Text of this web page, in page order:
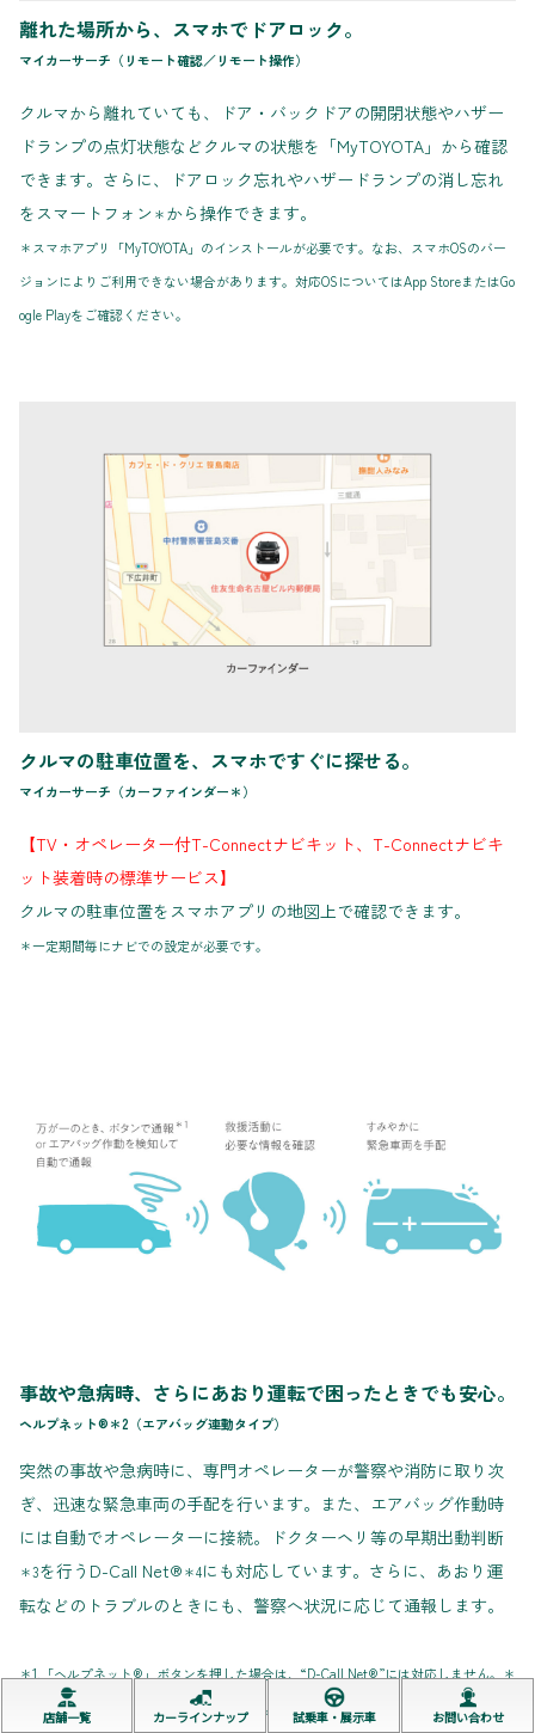
離れた場所から、スマホでドアロック。
マイカーサーチ（リモート確認／リモート操作）
クルマから離れていても、ドア・バックドアの開閉状態やハザー
ドランプの点灯状態などクルマの状態を「MyTOYOTA」から確認
できます。さらに、ドアロック忘れやハザードランプの消し忘れ
をスマートフォン＊から操作できます。
＊スマホアプリ「MyTOYOTA」のインストールが必要です。なお、スマホOSのバー
ジョンによりご利用できない場合があります。対応OSについてはApp StoreまたはGo
ogle Playをご確認ください。
クルマの駐車位置を、スマホですぐに探せる。
マイカーサーチ（カーファインダー＊）
【TV・オペレーター付T-Connectナビキット、T-Connectナビキ
ット装着時の標準サービス】
クルマの駐車位置をスマホアプリの地図上で確認できます。
＊一定期間毎にナビでの設定が必要です。
事故や急病時、さらにあおり運転で困ったときでも安心。
ヘルプネット®＊2（エアバッグ連動タイプ）
突然の事故や急病時に、専門オペレーターが警察や消防に取り次
ぎ、迅速な緊急車両の手配を行います。また、エアバッグ作動時
には自動でオペレーターに接続。ドクターヘリ等の早期出動判断
＊3を行うD-Call Net®＊4にも対応しています。さらに、あおり運
転などのトラブルのときにも、警察へ状況に応じて通報します。
＊1.「ヘルプネット®」ボタンを押した場合は、“D-Call Net®”には対応しません。＊
2.ご利用にはサービス開始操作が必要です。＊3.ドクターヘリは、必ずしも出動する
店舗一覧 カーラインナップ 試乗車・展示車 お問い合わせ